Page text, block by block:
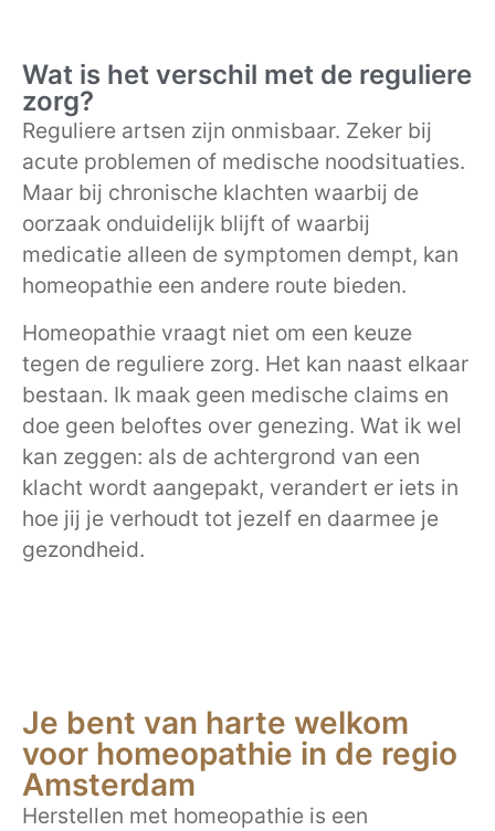
Wat is het verschil met de reguliere
zorg?
Reguliere artsen zijn onmisbaar. Zeker bij
acute problemen of medische noodsituaties.
Maar bij chronische klachten waarbij de
oorzaak onduidelijk blijft of waarbij
medicatie alleen de symptomen dempt, kan
homeopathie een andere route bieden.
Homeopathie vraagt niet om een keuze
tegen de reguliere zorg. Het kan naast elkaar
bestaan. Ik maak geen medische claims en
doe geen beloftes over genezing. Wat ik wel
kan zeggen: als de achtergrond van een
klacht wordt aangepakt, verandert er iets in
hoe jij je verhoudt tot jezelf en daarmee je
gezondheid.
Je bent van harte welkom
voor homeopathie in de regio
Amsterdam
Herstellen met homeopathie is een